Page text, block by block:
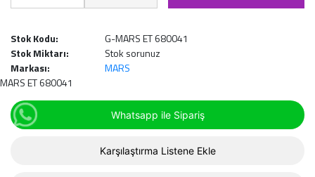
Stok Kodu:
G-MARS ET 680041
Stok Miktarı:
Stok sorunuz
Markası:
MARS
MARS ET 680041
Whatsapp ile Sipariş
Karşılaştırma Listene Ekle